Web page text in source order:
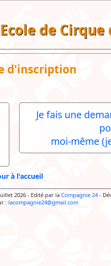
de
d'inscription
Je fais une
moi-même
à l'accueil
2026- Edité par la Compagnie 24-
: lacompagnie24@gmail.com